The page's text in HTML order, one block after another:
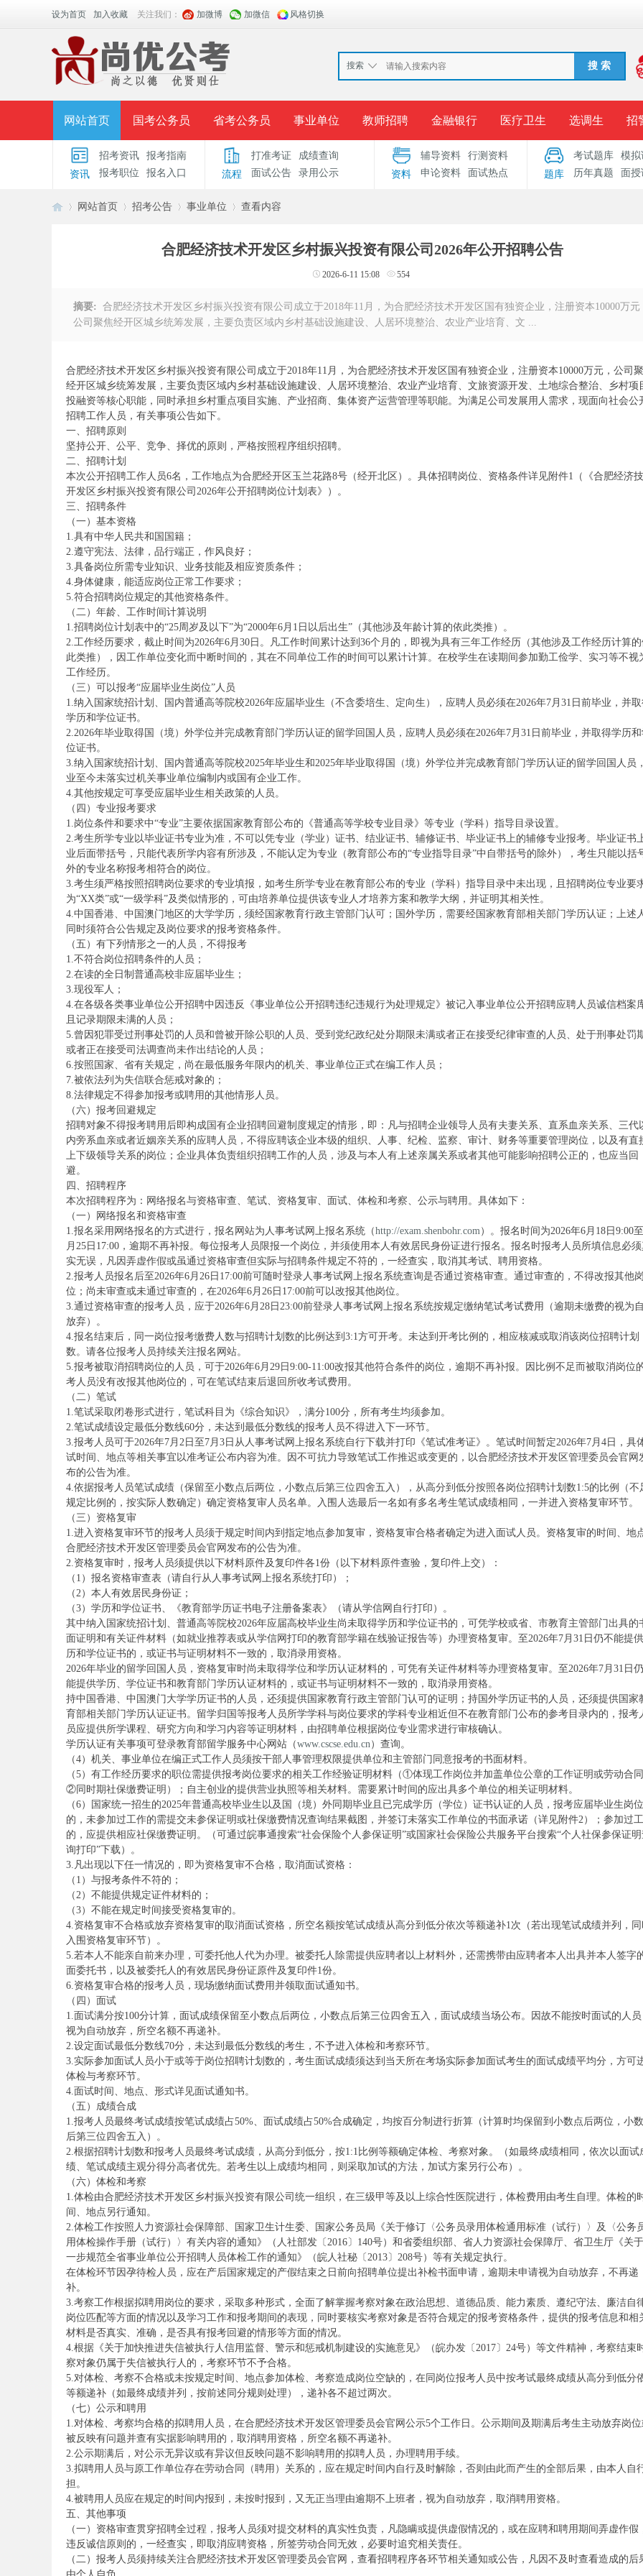
设为首页 加入收藏 关注我们： 加微博 加微信 风格切换
搜索 搜 索
网站首页 国考公务员 省考公务员 事业单位 教师招聘 金融银行 医疗卫生 选调生 招
面授课程 招考公告 面试公告 报考指导 准考证打印 成绩查询 录用公示 考
时政热点 视频课堂 名师团队 学员风采
资讯
招考资讯
报考指南
报考职位
报名入口 流程
打准考证
成绩查询
面试公告
录用公示 资料
辅导资料
行测资料
申论资料
面试热点 题库
考试题库
模拟
历年真题
面授
网站首页 招考公告 事业单位 查看内容
合肥经济技术开发区乡村振兴投资有限公司2026年公开招聘公告
2026-6-11 15:08 554
摘要: 合肥经济技术开发区乡村振兴投资有限公司成立于2018年11月，为合肥经济技术开发区国有独资企业，注册资本10000万元
公司聚焦经开区城乡统筹发展，主要负责区域内乡村基础设施建设、人居环境整治、农业产业培育、文 ...
合肥经济技术开发区乡村振兴投资有限公司成立于2018年11月，为合肥经济技术开发区国有独资企业，注册资本10000万元，公司
经开区城乡统筹发展，主要负责区域内乡村基础设施建设、人居环境整治、农业产业培育、文旅资源开发、土地综合整治、乡村项
投融资等核心职能，同时承担乡村重点项目实施、产业招商、集体资产运营管理等职能。为满足公司发展用人需求，现面向社会公
招聘工作人员，有关事项公告如下。
一、招聘原则
坚持公开、公平、竞争、择优的原则，严格按照程序组织招聘。
二、招聘计划
本次公开招聘工作人员6名，工作地点为合肥经开区玉兰花路8号（经开北区）。具体招聘岗位、资格条件详见附件1（《合肥经济
开发区乡村振兴投资有限公司2026年公开招聘岗位计划表》）。
三、招聘条件
（一）基本资格
1.具有中华人民共和国国籍；
2.遵守宪法、法律，品行端正，作风良好；
3.具备岗位所需专业知识、业务技能及相应资质条件；
4.身体健康，能适应岗位正常工作要求；
5.符合招聘岗位规定的其他资格条件。
（二）年龄、工作时间计算说明
1.招聘岗位计划表中的“25周岁及以下”为“2000年6月1日以后出生”（其他涉及年龄计算的依此类推）。
2.工作经历要求，截止时间为2026年6月30日。凡工作时间累计达到36个月的，即视为具有三年工作经历（其他涉及工作经历计算的
此类推），因工作单位变化而中断时间的，其在不同单位工作的时间可以累计计算。在校学生在读期间参加勤工俭学、实习等不视
工作经历。
（三）可以报考“应届毕业生岗位”人员
1.纳入国家统招计划、国内普通高等院校2026年应届毕业生（不含委培生、定向生），应聘人员必须在2026年7月31日前毕业，并
学历和学位证书。
2.2026年毕业取得国（境）外学位并完成教育部门学历认证的留学回国人员，应聘人员必须在2026年7月31日前毕业，并取得学历
位证书。
3.纳入国家统招计划、国内普通高等院校2025年毕业生和2025年毕业取得国（境）外学位并完成教育部门学历认证的留学回国人员
业至今未落实过机关事业单位编制内或国有企业工作。
4.其他按规定可享受应届毕业生相关政策的人员。
（四）专业报考要求
1.岗位条件和要求中“专业”主要依据国家教育部公布的《普通高等学校专业目录》等专业（学科）指导目录设置。
2.考生所学专业以毕业证书专业为准，不可以凭专业（学业）证书、结业证书、辅修证书、毕业证书上的辅修专业报考。毕业证书
业后面带括号，只能代表所学内容有所涉及，不能认定为专业（教育部公布的“专业指导目录”中自带括号的除外），考生只能以括
外的专业名称报考相符合的岗位。
3.考生须严格按照招聘岗位要求的专业填报，如考生所学专业在教育部公布的专业（学科）指导目录中未出现，且招聘岗位专业要
为“XX类”或“一级学科”及类似情形的，可由培养单位提供该专业人才培养方案和教学大纲，并证明其相关性。
4.中国香港、中国澳门地区的大学学历，须经国家教育行政主管部门认可；国外学历，需要经国家教育部相关部门学历认证；上述
同时须符合公告规定及岗位要求的报考资格条件。
（五）有下列情形之一的人员，不得报考
1.不符合岗位招聘条件的人员；
2.在读的全日制普通高校非应届毕业生；
3.现役军人；
4.在各级各类事业单位公开招聘中因违反《事业单位公开招聘违纪违规行为处理规定》被记入事业单位公开招聘应聘人员诚信档案
且记录期限未满的人员；
5.曾因犯罪受过刑事处罚的人员和曾被开除公职的人员、受到党纪政纪处分期限未满或者正在接受纪律审查的人员、处于刑事处罚
或者正在接受司法调查尚未作出结论的人员；
6.按照国家、省有关规定，尚在最低服务年限内的机关、事业单位正式在编工作人员；
7.被依法列为失信联合惩戒对象的；
8.法律规定不得参加报考或聘用的其他情形人员。
（六）报考回避规定
招聘对象不得报考聘用后即构成国有企业招聘回避制度规定的情形，即：凡与招聘企业领导人员有夫妻关系、直系血亲关系、三代
内旁系血亲或者近姻亲关系的应聘人员，不得应聘该企业本级的组织、人事、纪检、监察、审计、财务等重要管理岗位，以及有直
上下级领导关系的岗位；企业具体负责组织招聘工作的人员，涉及与本人有上述亲属关系或者其他可能影响招聘公正的，也应当回
避。
四、招聘程序
本次招聘程序为：网络报名与资格审查、笔试、资格复审、面试、体检和考察、公示与聘用。具体如下：
（一）网络报名和资格审查
1.报名采用网络报名的方式进行，报名网站为人事考试网上报名系统（http://exam.shenbohr.com）。报名时间为2026年6月18日9:00
月25日17:00，逾期不再补报。每位报考人员限报一个岗位，并须使用本人有效居民身份证进行报名。报名时报考人员所填信息必
实无误，凡因弄虚作假或虽通过资格审查但实际与招聘条件规定不符的，一经查实，取消其考试、聘用资格。
2.报考人员报名后至2026年6月26日17:00前可随时登录人事考试网上报名系统查询是否通过资格审查。通过审查的，不得改报其他岗
位；尚未审查或未通过审查的，在2026年6月26日17:00前可以改报其他岗位。
3.通过资格审查的报考人员，应于2026年6月28日23:00前登录人事考试网上报名系统按规定缴纳笔试考试费用（逾期未缴费的视为
放弃）。
4.报名结束后，同一岗位报考缴费人数与招聘计划数的比例达到3:1方可开考。未达到开考比例的，相应核减或取消该岗位招聘计划
数。请各位报考人员持续关注报名网站。
5.报考被取消招聘岗位的人员，可于2026年6月29日9:00-11:00改报其他符合条件的岗位，逾期不再补报。因比例不足而被取消岗位
考人员没有改报其他岗位的，可在笔试结束后退回所收考试费用。
（二）笔试
1.笔试采取闭卷形式进行，笔试科目为《综合知识》，满分100分，所有考生均须参加。
2.笔试成绩设定最低分数线60分，未达到最低分数线的报考人员不得进入下一环节。
3.报考人员可于2026年7月2日至7月3日从人事考试网上报名系统自行下载并打印《笔试准考证》。笔试时间暂定2026年7月4日，具
试时间、地点等相关事宜以准考证公布内容为准。因不可抗力导致笔试工作推迟或变更的，以合肥经济技术开发区管理委员会官网
布的公告为准。
4.依据报考人员笔试成绩（保留至小数点后两位，小数点后第三位四舍五入），从高分到低分按照各岗位招聘计划数1:5的比例（不
规定比例的，按实际人数确定）确定资格复审人员名单。入围人选最后一名如有多名考生笔试成绩相同，一并进入资格复审环节。
（三）资格复审
1.进入资格复审环节的报考人员须于规定时间内到指定地点参加复审，资格复审合格者确定为进入面试人员。资格复审的时间、地
合肥经济技术开发区管理委员会官网发布的公告为准。
2.资格复审时，报考人员须提供以下材料原件及复印件各1份（以下材料原件查验，复印件上交）：
（1）报名资格审查表（请自行从人事考试网上报名系统打印）；
（2）本人有效居民身份证；
（3）学历和学位证书、《教育部学历证书电子注册备案表》（请从学信网自行打印）。
其中纳入国家统招计划、普通高等院校2026年应届高校毕业生尚未取得学历和学位证书的，可凭学校或省、市教育主管部门出具的
面证明和有关证件材料（如就业推荐表或从学信网打印的教育部学籍在线验证报告等）办理资格复审。至2026年7月31日仍不能提
历和学位证书的，或证书与证明材料不一致的，取消录用资格。
2026年毕业的留学回国人员，资格复审时尚未取得学位和学历认证材料的，可凭有关证件材料等办理资格复审。至2026年7月31日
能提供学历、学位证书和教育部门学历认证材料的，或证书与证明材料不一致的，取消录用资格。
持中国香港、中国澳门大学学历证书的人员，还须提供国家教育行政主管部门认可的证明；持国外学历证书的人员，还须提供国家
育部相关部门学历认证证书。留学归国等报考人员所学学科与岗位要求的学科专业相近但不在教育部门公布的参考目录内的，报考
员应提供所学课程、研究方向和学习内容等证明材料，由招聘单位根据岗位专业需求进行审核确认。
学历认证有关事项可登录教育部留学服务中心网站（www.cscse.edu.cn）查询。
（4）机关、事业单位在编正式工作人员须按干部人事管理权限提供单位和主管部门同意报考的书面材料。
（5）有工作经历要求的职位需提供报考岗位要求的相关工作经验证明材料（①体现工作岗位并加盖单位公章的工作证明或劳动合同
②同时期社保缴费证明）；自主创业的提供营业执照等相关材料。需要累计时间的应出具多个单位的相关证明材料。
（6）国家统一招生的2025年普通高校毕业生以及国（境）外同期毕业且已完成学历（学位）证书认证的人员，报考应届毕业生岗位
的，未参加过工作的需提交未参保证明或社保缴费情况查询结果截图，并签订未落实工作单位的书面承诺（详见附件2）；参加过
的，应提供相应社保缴费证明。（可通过皖事通搜索“社会保险个人参保证明”或国家社会保险公共服务平台搜索“个人社保参保证明
询打印”下载）。
3.凡出现以下任一情况的，即为资格复审不合格，取消面试资格：
（1）与报考条件不符的；
（2）不能提供规定证件材料的；
（3）不能在规定时间接受资格复审的。
4.资格复审不合格或放弃资格复审的取消面试资格，所空名额按笔试成绩从高分到低分依次等额递补1次（若出现笔试成绩并列，
入围资格复审环节）。
5.若本人不能亲自前来办理，可委托他人代为办理。被委托人除需提供应聘者以上材料外，还需携带由应聘者本人出具并本人签字
面委托书，以及被委托人的有效居民身份证原件及复印件1份。
6.资格复审合格的报考人员，现场缴纳面试费用并领取面试通知书。
（四）面试
1.面试满分按100分计算，面试成绩保留至小数点后两位，小数点后第三位四舍五入，面试成绩当场公布。因故不能按时面试的人员
视为自动放弃，所空名额不再递补。
2.设定面试最低分数线70分，未达到最低分数线的考生，不予进入体检和考察环节。
3.实际参加面试人员小于或等于岗位招聘计划数的，考生面试成绩须达到当天所在考场实际参加面试考生的面试成绩平均分，方可
体检与考察环节。
4.面试时间、地点、形式详见面试通知书。
（五）成绩合成
1.报考人员最终考试成绩按笔试成绩占50%、面试成绩占50%合成确定，均按百分制进行折算（计算时均保留到小数点后两位，小
后第三位四舍五入）。
2.根据招聘计划数和报考人员最终考试成绩，从高分到低分，按1:1比例等额确定体检、考察对象。（如最终成绩相同，依次以面试
绩、笔试成绩主观分得分高者优先。若考生以上成绩均相同，则采取加试的方法，加试方案另行公布）。
（六）体检和考察
1.体检由合肥经济技术开发区乡村振兴投资有限公司统一组织，在三级甲等及以上综合性医院进行，体检费用由考生自理。体检的
间、地点另行通知。
2.体检工作按照人力资源社会保障部、国家卫生计生委、国家公务员局《关于修订〈公务员录用体检通用标准（试行）〉及〈公务
用体检操作手册（试行）〉有关内容的通知》（人社部发〔2016〕140号）和省委组织部、省人力资源社会保障厅、省卫生厅《关
一步规范全省事业单位公开招聘人员体检工作的通知》（皖人社秘〔2013〕208号）等有关规定执行。
在体检环节因孕待检人员，应在产后国家规定的产假结束之日前向招聘单位提出补检书面申请，逾期未申请视为自动放弃，不再递
补。
3.考察工作根据拟聘用岗位的要求，采取多种形式，全面了解掌握考察对象在政治思想、道德品质、能力素质、遵纪守法、廉洁自律
岗位匹配等方面的情况以及学习工作和报考期间的表现，同时要核实考察对象是否符合规定的报考资格条件，提供的报考信息和相
材料是否真实、准确，是否具有报考回避的情形等方面的情况。
4.根据《关于加快推进失信被执行人信用监督、警示和惩戒机制建设的实施意见》（皖办发〔2017〕24号）等文件精神，考察结束
察对象仍属于失信被执行人的，考察环节不予合格。
5.对体检、考察不合格或未按规定时间、地点参加体检、考察造成岗位空缺的，在同岗位报考人员中按考试最终成绩从高分到低分
等额递补（如最终成绩并列，按前述同分规则处理），递补各不超过两次。
（七）公示和聘用
1.对体检、考察均合格的拟聘用人员，在合肥经济技术开发区管理委员会官网公示5个工作日。公示期间及期满后考生主动放弃岗
被反映有问题并查有实据影响聘用的，取消聘用资格，所空名额不再递补。
2.公示期满后，对公示无异议或有异议但反映问题不影响聘用的拟聘人员，办理聘用手续。
3.拟聘用人员与原工作单位存在劳动合同（聘用）关系的，应在规定时间内自行及时解除，否则由此而产生的全部后果，由本人自
担。
4.被聘用人员应在规定的时间内报到，未按时报到，又无正当理由逾期不上班者，视为自动放弃，取消聘用资格。
五、其他事项
（一）资格审查贯穿招聘全过程，报考人员须对提交材料的真实性负责，凡隐瞒或提供虚假情况的，或在应聘和聘用期间弄虚作假
违反诚信原则的，一经查实，即取消应聘资格，所签劳动合同无效，必要时追究相关责任。
（二）报考人员须持续关注合肥经济技术开发区管理委员会官网，查看招聘程序各环节相关通知或公告，凡因不及时查看造成的后